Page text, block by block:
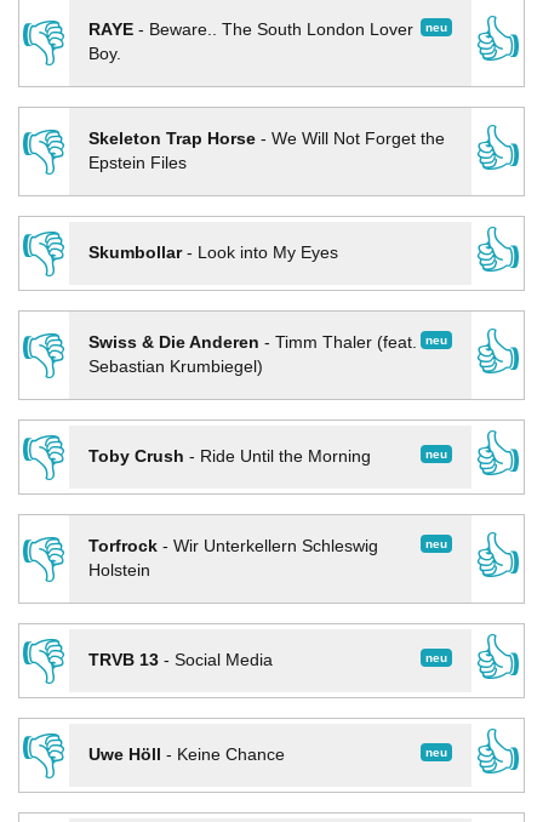
👎
neu
RAYE- Beware.. The South London Lover
Boy.
👍
👎 Skeleton Trap Horse- We Will Not Forget the
Epstein Files
👍
👎
Skumbollar- Look into My Eyes
👍
👎
neu
Swiss & Die Anderen - Timm Thaler (feat.
Sebastian Krumbiegel)
👍
👎
neu
Toby Crush - Ride Until the Morning
👍
👎
neu
Torfrock- Wir Unterkellern Schleswig
Holstein
👍
👎
neu
TRVB 13- Social Media
👍
👎
neu
Uwe Höll - Keine Chance
👍